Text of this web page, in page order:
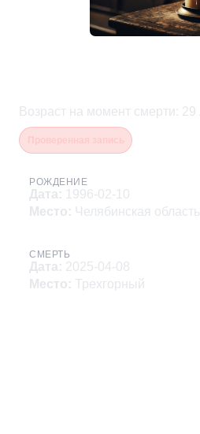
Возраст на момент смерти : 29
РОЖДЕНИЕ
Дата: 1996-02-10
Место: Челябинская область
СМЕРТЬ
Дата: 2025-04-08
Место: Трехгорный